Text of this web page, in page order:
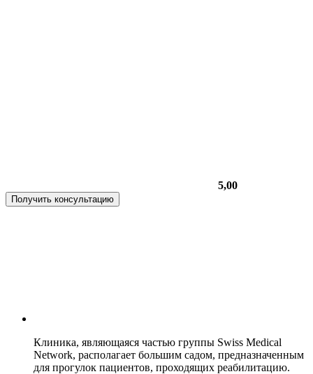
5,00
Получить консультацию
Клиника, являющаяся частью группы Swiss Medical
Network, располагает большим садом, предназначенным
для прогулок пациентов, проходящих реабилитацию.